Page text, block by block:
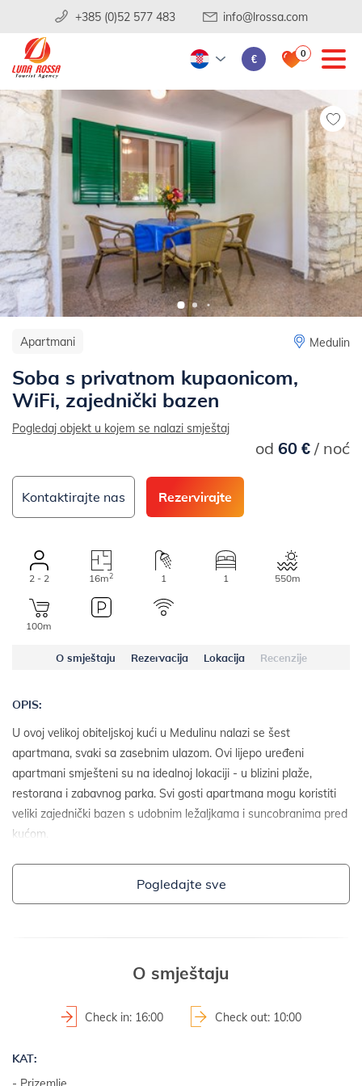
+385 (0)52 577 483 info@lrossa.com
€ 0
Apartmani Medulin
Soba s privatnom kupaonicom,
WiFi, zajednički bazen
Pogledaj objekt u kojem se nalazi smještaj
od 60 €/ noć
Kontaktirajte nas Rezervirajte
2 - 2 16m2 1 1 550m
100m
O smještaju Rezervacija Lokacija Recenzije
OPIS:
U ovoj velikoj obiteljskoj kući u Medulinu nalazi se šest
apartmana, svaki sa zasebnim ulazom. Ovi lijepo uređeni
apartmani smješteni su na idealnoj lokaciji - u blizini plaže,
restorana i zabavnog parka. Svi gosti apartmana mogu koristiti
veliki zajednički bazen s udobnim ležaljkama i suncobranima pred
kućom.
- dvojna kuća
- površina parcele: 2700 m
OKUĆNICA I SADRŽAJI:
- okućnica ograđena živicom
- vrtni namještaj
Pogledajte sve
O smještaju
Check in: 16:00 Check out: 10:00
KAT: